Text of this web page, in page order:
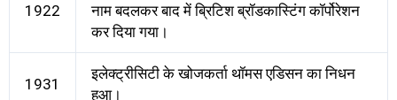
1922
नाम बदलकर बाद में ब्रिटिश ब्रॉडकास्टिंग कॉर्पोरेशन
कर दिया गया।
1931
इलेक्ट्रीसिटी के खोजकर्ता थॉमस एडिसन का निधन
हुआ।